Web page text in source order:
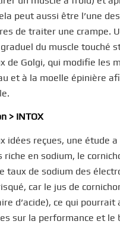
peut aussi être l’une des
de traiter une crampe.
du muscle touché
de Golgi, qui modifie les
et à la moelle épinière
> INTOX
idées reçues, une étude a
riche en sodium, le
taux de sodium des
car le jus de
d’acide), ce qui pourrait
sur la performance et le